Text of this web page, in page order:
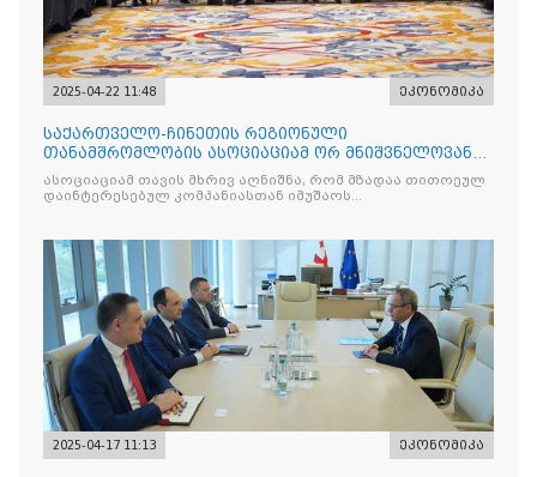
2025-04-22 11:48 ეკონომიკა
საქართველო-ჩინეთის რეგიონული
თანამშრომლობის ასოციაციამ ორ მნიშვნელოვან
მემორანდუმს მოაწერა ხელი
ასოციაციამ თავის მხრივ აღნიშნა, რომ მზადაა თითოეულ
დაინტერესებულ კომპანიასთან იმუშაოს
2025-04-17 11:13 ეკონომიკა